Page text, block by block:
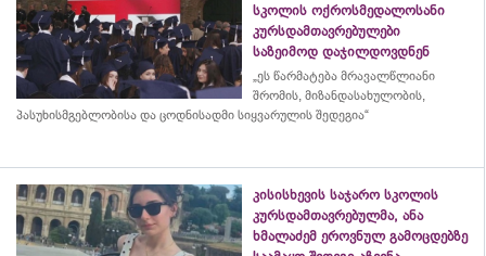
სკოლის ოქროსმედალოსანი
კურსდამთავრებულები
საზეიმოდ დაჯილდოვდნენ
„ეს წარმატება მრავალწლიანი
შრომის, მიზანდასახულობის,
პასუხისმგებლობისა და ცოდნისადმი სიყვარულის შედეგია“
კისისხევის საჯარო სკოლის
კურსდამთავრებულმა, ანა
ხმალაძემ ეროვნულ გამოცდებზე